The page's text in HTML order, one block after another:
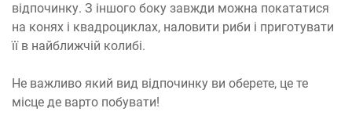
відпочинку. З іншого боку завжди можна покататися
на конях і квадроциклах, наловити риби і приготувати
її в найближчій колибі.
Не важливо який вид відпочинку ви оберете, це те
місце де варто побувати!